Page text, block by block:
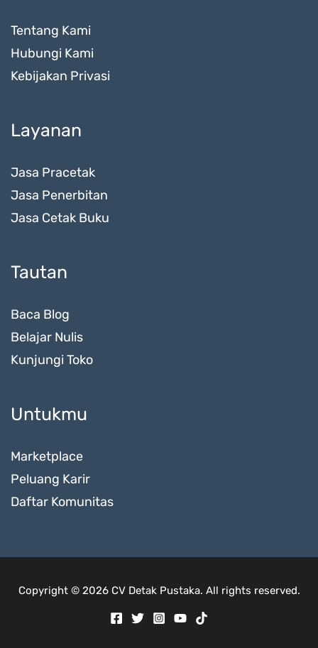
Tentang Kami
Hubungi Kami
Kebijakan Privasi
Layanan
Jasa Pracetak
Jasa Penerbitan
Jasa Cetak Buku
Tautan
Baca Blog
Belajar Nulis
Kunjungi Toko
Untukmu
Marketplace
Peluang Karir
Daftar Komunitas
Copyright © 2026 CV Detak Pustaka. All rights reserved.